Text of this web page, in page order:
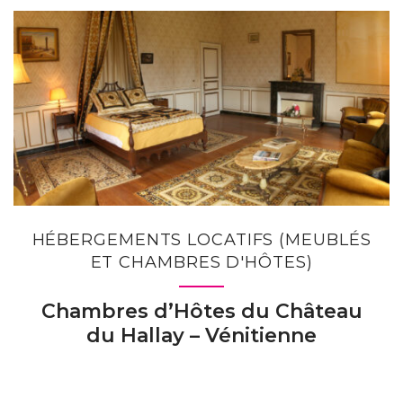
HÉBERGEMENTS LOCATIFS (MEUBLÉS
ET CHAMBRES D'HÔTES)
Chambres d’Hôtes du Château
du Hallay – Vénitienne